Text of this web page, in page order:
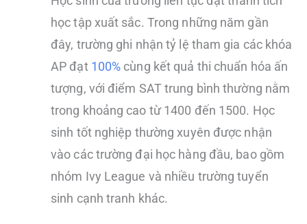
học tập xuất sắc. Trong những năm gần
đây, trường ghi nhận tỷ lệ tham gia các khóa
AP đạt 100% cùng kết quả thi chuẩn hóa ấn
tượng, với điểm SAT trung bình thường nằm
trong khoảng cao từ 1400 đến 1500. Học
sinh tốt nghiệp thường xuyên được nhận
vào các trường đại học hàng đầu, bao gồm
nhóm Ivy League và nhiều trường tuyển
sinh cạnh tranh khác.